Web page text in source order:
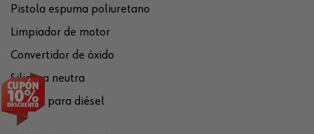
Pistola espuma poliuretano
Limpiador de motor
Convertidor de óxido
Silicona neutra
Aditivo para diésel